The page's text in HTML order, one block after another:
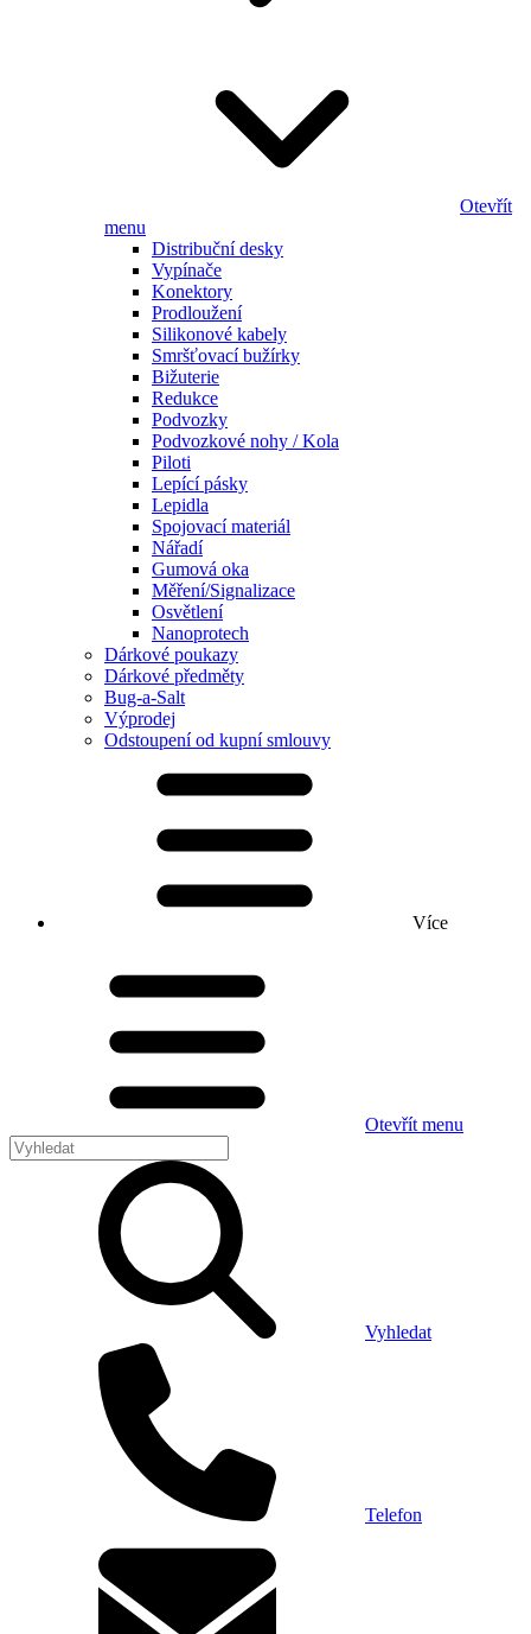
Otevřít
menu
Distribuční desky
Vypínače
Konektory
Prodloužení
Silikonové kabely
Smršťovací bužírky
Bižuterie
Redukce
Podvozky
Podvozkové nohy / Kola
Piloti
Lepící pásky
Lepidla
Spojovací materiál
Nářadí
Gumová oka
Měření/Signalizace
Osvětlení
Nanoprotech
Dárkové poukazy
Dárkové předměty
Bug-a-Salt
Výprodej
Odstoupení od kupní smlouvy
Více
Otevřít menu
Vyhledat
Telefon